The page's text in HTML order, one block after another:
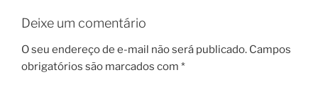
Deixe um comentário
O seu endereço de e-mail não será publicado. Campos
obrigatórios são marcados com *